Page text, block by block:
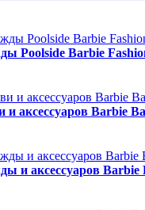
Poolside Barbie
и аксессуаров Barbie
и аксессуаров